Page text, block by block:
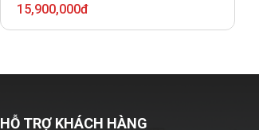
15,900,000đ
HỖ TRỢ KHÁCH HÀNG